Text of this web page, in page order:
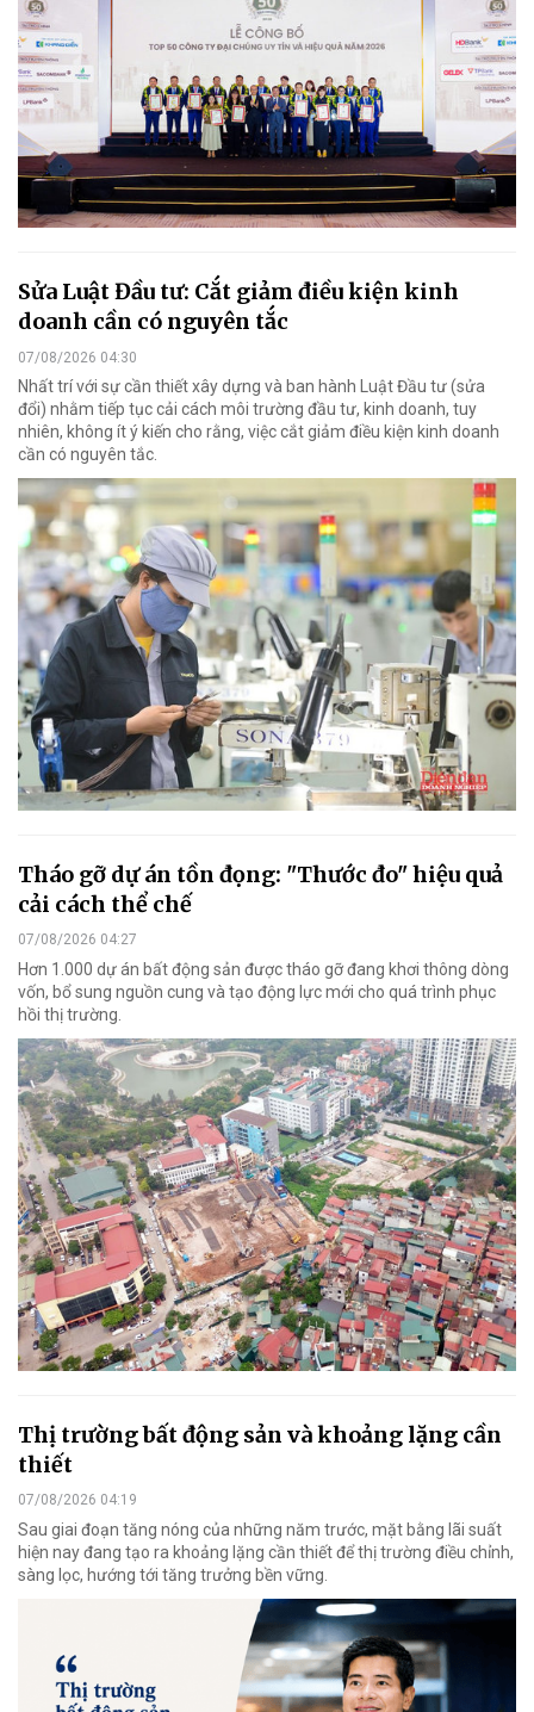
Sửa Luật Đầu tư: Cắt giảm điều kiện kinh
doanh cần có nguyên tắc
07/08/2026 04:30
Nhất trí với sự cần thiết xây dựng và ban hành Luật Đầu tư (sửa
đổi) nhằm tiếp tục cải cách môi trường đầu tư, kinh doanh, tuy
nhiên, không ít ý kiến cho rằng, việc cắt giảm điều kiện kinh doanh
cần có nguyên tắc.
Tháo gỡ dự án tồn đọng: "Thước đo" hiệu quả
cải cách thể chế
07/08/2026 04:27
Hơn 1.000 dự án bất động sản được tháo gỡ đang khơi thông dòng
vốn, bổ sung nguồn cung và tạo động lực mới cho quá trình phục
hồi thị trường.
Thị trường bất động sản và khoảng lặng cần
thiết
07/08/2026 04:19
Sau giai đoạn tăng nóng của những năm trước, mặt bằng lãi suất
hiện nay đang tạo ra khoảng lặng cần thiết để thị trường điều chỉnh,
sàng lọc, hướng tới tăng trưởng bền vững.